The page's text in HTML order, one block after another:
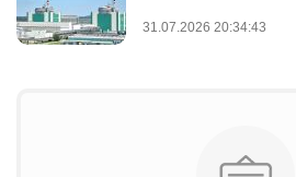
31.07.2026 20:34:43